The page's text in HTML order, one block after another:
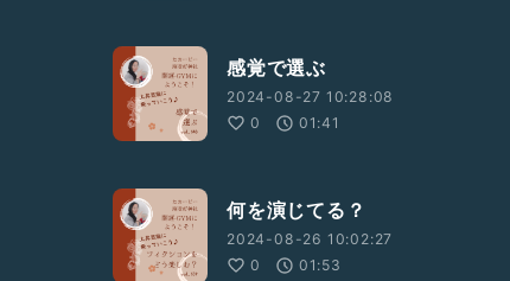
感覚で選ぶ
2024-08-27 10:28:08
0
01:41
何を演じてる？
2024-08-26 10:02:27
0
01:53